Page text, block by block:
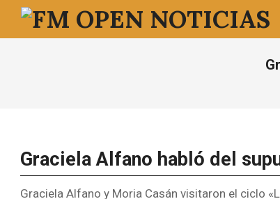
Saltar
contenido
FM
Graciela Alfano habló del
Graciela Alfano y Moria Casán visitaron el ciclo